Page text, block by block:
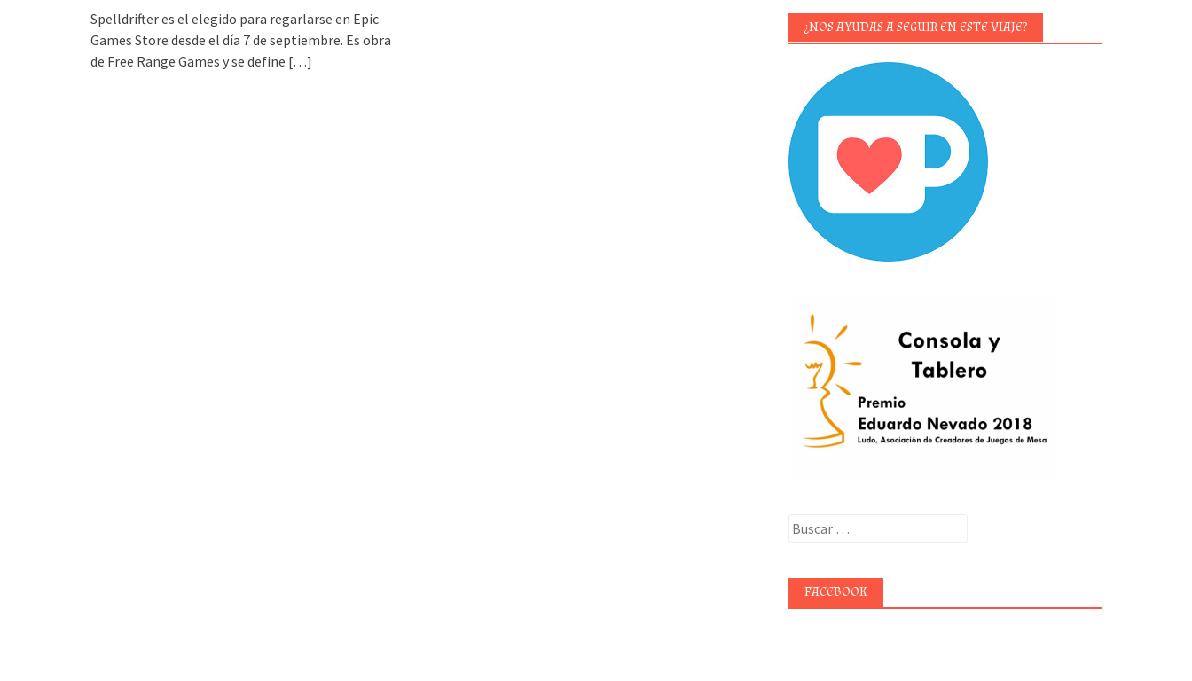
Spelldrifter es el elegido para regarlarse en Epic
Games Store desde el día 7 de septiembre. Es obra
de Free Range Games y se define […]
¿NOS AYUDAS A SEGUIR EN ESTE VIAJE?
Buscar:
FACEBOOK